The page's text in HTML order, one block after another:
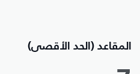
المقاعد (الحد الأقصى)